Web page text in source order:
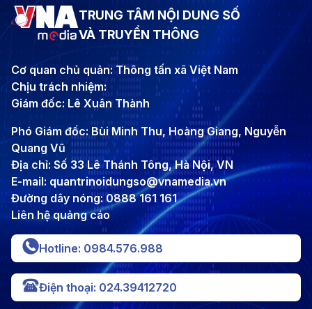
TRUNG TÂM NỘI DUNG SỐ
VÀ TRUYỀN THÔNG
Cơ quan chủ quản: Thông tấn xã Việt Nam
Chịu trách nhiệm:
Giám đốc: Lê Xuân Thành
Phó Giám đốc: Bùi Minh Thu, Hoàng Giang, Nguyễn
Quang Vũ
Địa chỉ: Số 33 Lê Thánh Tông, Hà Nội, VN
E-mail: quantrinoidungso@vnamedia.vn
Đường dây nóng: 0888 161 161
Liên hệ quảng cáo
Hotline: 0984.576.988
Điện thoại: 024.39412720